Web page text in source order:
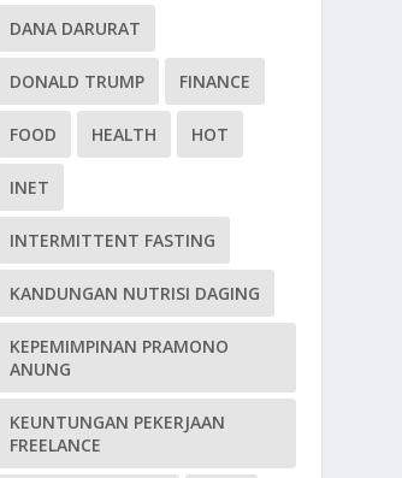
DANA DARURAT
DONALD TRUMP FINANCE
FOOD HEALTH HOT
INET
INTERMITTENT FASTING
KANDUNGAN NUTRISI DAGING
KEPEMIMPINAN PRAMONO
ANUNG
KEUNTUNGAN PEKERJAAN
FREELANCE